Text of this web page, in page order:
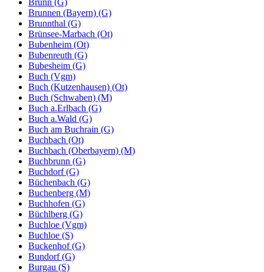
Brunnen (Bayern) (G)
Brunnthal (G)
Brünsee-Marbach (Ot)
Bubenheim (Ot)
Bubenreuth (G)
Bubesheim (G)
Buch (Vgm)
Buch (Kutzenhausen) (Ot)
Buch (Schwaben) (M)
Buch a.Erlbach (G)
Buch a.Wald (G)
Buch am Buchrain (G)
Buchbach (Ot)
Buchbach (Oberbayern) (M)
Buchbrunn (G)
Buchdorf (G)
Büchenbach (G)
Buchenberg (M)
Buchhofen (G)
Büchlberg (G)
Buchloe (Vgm)
Buchloe (S)
Buckenhof (G)
Bundorf (G)
Burgau (S)